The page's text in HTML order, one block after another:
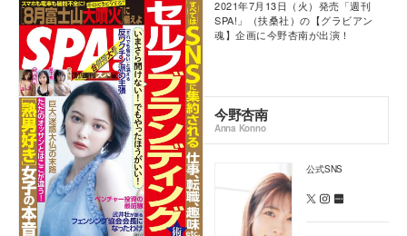
2021年7月13日（火）発売「週刊
SPA!」（扶桑社）の【グラビアン
魂】企画に今野杏南が出演！
今野杏南
Anna Konno
公式SNS